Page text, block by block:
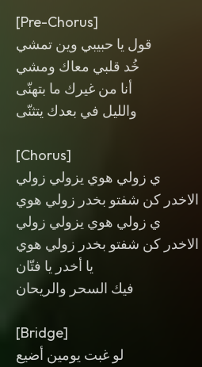
[Pre-Chorus]
قول يا حبيبي وين تمشي
خُد قلبي معاك ومشي
أنا من غيرك ما بتهنّى
والليل في بعدك يتثنّى
[Chorus]
ي زولي هوي يزولي زولي
الاخدر كن شفتو بخدر زولي هوي
ي زولي هوي يزولي زولي
الاخدر كن شفتو بخدر زولي هوي
يا أخدر يا فتّان
فيك السحر والريحان
[Bridge]
لو غبت يومين أضيع